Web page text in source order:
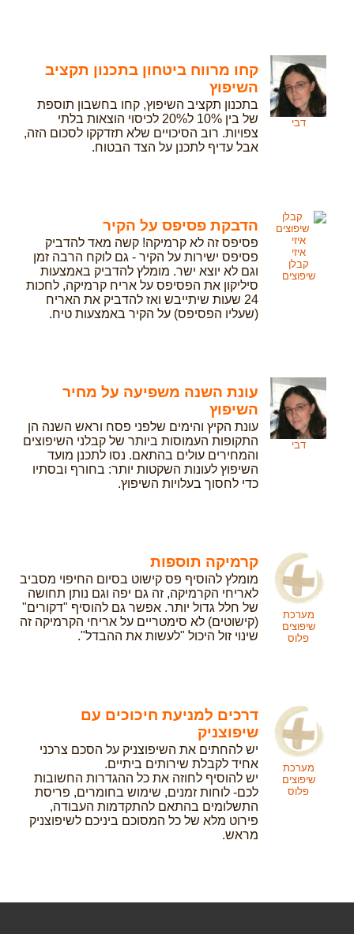
דבי
קחו מרווח ביטחון בתכנון תקציב
השיפוץ
בתכנון תקציב השיפוץ, קחו בחשבון תוספת
של בין 10% ל20% לכיסוי הוצאות בלתי
צפויות. רוב הסיכויים שלא תזדקקו לסכום הזה,
אבל עדיף לתכנן על הצד הבטוח.
איזי
קבלן
שיפוצים
הדבקת פסיפס על הקיר
פסיפס זה לא קרמיקה! קשה מאד להדביק
פסיפס ישירות על הקיר - גם לוקח הרבה זמן
וגם לא יוצא ישר. מומלץ להדביק באמצעות
סיליקון את הפסיפס על אריח קרמיקה, לחכות
24 שעות שיתייבש ואז להדביק את האריח
(שעליו הפסיפס) על הקיר באמצעות טיח.
דבי
עונת השנה משפיעה על מחיר
השיפוץ
עונת הקיץ והימים שלפני פסח וראש השנה הן
התקופות העמוסות ביותר של קבלני השיפוצים
והמחירים עולים בהתאם. נסו לתכנן מועד
השיפוץ לעונות השקטות יותר: בחורף ובסתיו
כדי לחסוך בעלויות השיפוץ.
מערכת
שיפוצים
פלוס
קרמיקה תוספות
מומלץ להוסיף פס קישוט בסיום החיפוי מסביב
לאריחי הקרמיקה, זה גם יפה וגם נותן תחושה
של חלל גדול יותר. אפשר גם להוסיף "דקורים"
(קישוטים) לא סימטריים על אריחי הקרמיקה זה
שינוי זול היכול "לעשות את ההבדל".
מערכת
שיפוצים
פלוס
דרכים למניעת חיכוכים עם
שיפוצניק
יש להחתים את השיפוצניק על הסכם צרכני
אחיד לקבלת שירותים ביתיים.
יש להוסיף לחוזה את כל ההגדרות החשובות
לכם- לוחות זמנים, שימוש בחומרים, פריסת
התשלומים בהתאם להתקדמות העבודה,
פירוט מלא של כל המסוכם ביניכם לשיפוצניק
מראש.